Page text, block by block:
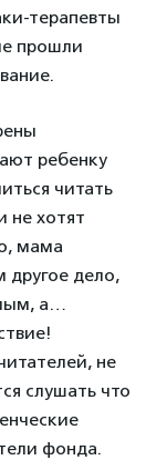
терапевты
прошли
ребенку
читать
не хотят
мама
другое дело,
а…
не
слушать что
фонда.